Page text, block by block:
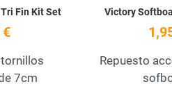
Fin Kit Set
€
7cm
Victory
Repuesto